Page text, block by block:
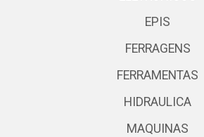
EPIS
FERRAGENS
FERRAMENTAS
HIDRAULICA
MAQUINAS